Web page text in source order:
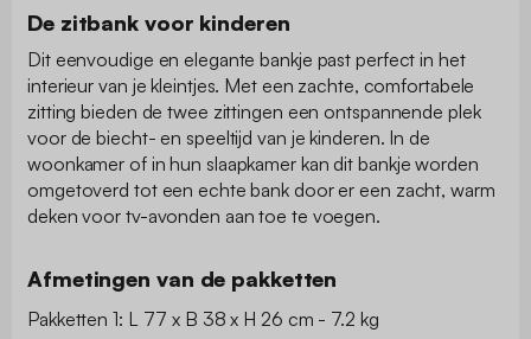
De zitbank voor kinderen
Dit eenvoudige en elegante bankje past perfect in het
interieur van je kleintjes. Met een zachte, comfortabele
zitting bieden de twee zittingen een ontspannende plek
voor de biecht- en speeltijd van je kinderen. In de
woonkamer of in hun slaapkamer kan dit bankje worden
omgetoverd tot een echte bank door er een zacht, warm
deken voor tv-avonden aan toe te voegen.
Afmetingen van de pakketten
Pakketten 1: L 77 x B 38 x H 26 cm - 7.2 kg